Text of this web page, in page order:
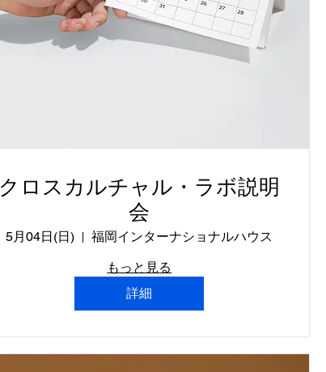
クロスカルチャル・ラボ説明
会
5月04日(日)
福岡インターナショナルハウス
もっと見る
詳細